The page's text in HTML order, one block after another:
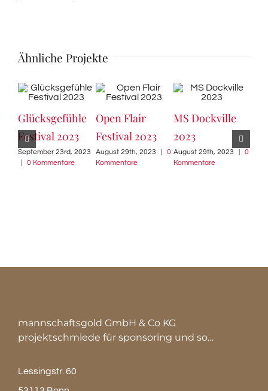
Ähnliche Projekte
Glücksgefühle
Festival 2023
September 23rd, 2023
0 Kommentare
Open Flair
Festival 2023
August 29th, 2023
0
Kommentare
MS Dockville
2023
August 29th, 2023
0
Kommentare
mannschaftsgold GmbH & Co KG
projektschmiede für sponsoring und so…
Lessingstr. 60